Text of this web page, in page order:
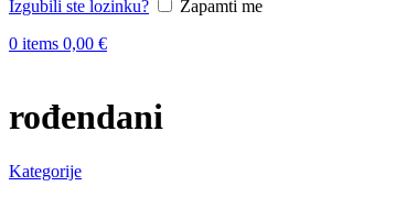
Izgubili ste lozinku?
Zapamti me
0 items 0,00 €
rođendani
Kategorije